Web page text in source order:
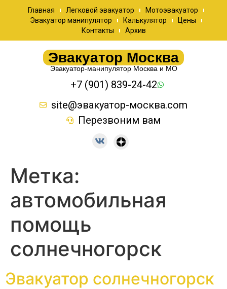
Главная Легковой эвакуатор
Мотоэвакуатор
Эвакуатор манипулятор
Калькулятор
Цены
Контакты
Архив
Эвакуатор Москва
Эвакуатор-манипулятор Москва и МО
+7 (901) 839-24-42
site@эвакуатор-москва.com
Перезвоним вам
Метка:
автомобильная
помощь
солнечногорск
Эвакуатор солнечногорск